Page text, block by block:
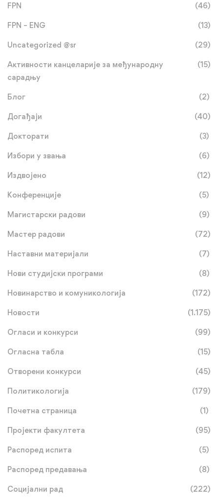
FPN (46)
FPN – ENG (13)
Uncategorized @sr (29)
Активности канцеларије за међународну
сарадњу
(15)
Блог (2)
Догађаји (40)
Докторати (3)
Избори у звања (6)
Издвојено (12)
Конференције (5)
Магистарски радови (9)
Мастер радови (72)
Наставни материјали (7)
Нови студијски програми (8)
Новинарство и комуникологија (172)
Новости (1.175)
Огласи и конкурси (99)
Огласна табла (15)
Отворени конкурси (45)
Политикологија (179)
Почетна страница (1)
Пројекти факултета (95)
Распоред испита (5)
Распоред предавања (8)
Социјални рад (222)